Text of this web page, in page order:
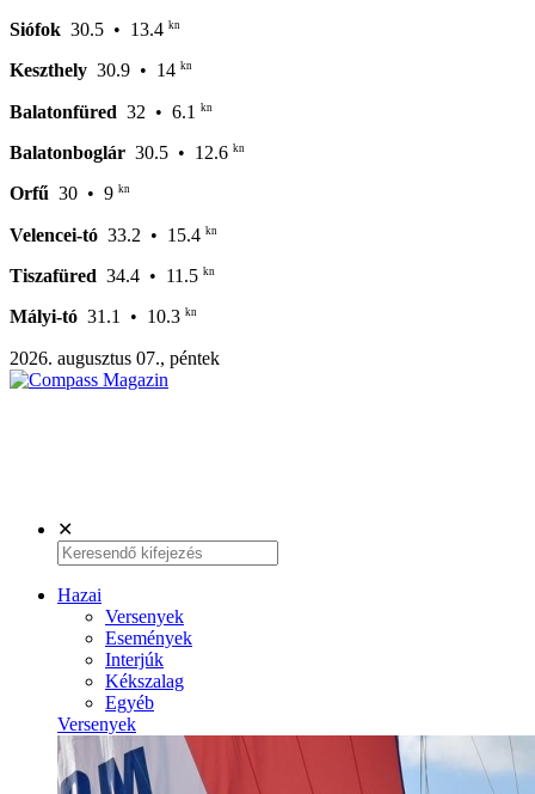
Siófok 30.5 • 13.4 kn
Keszthely 30.9 • 14 kn
Balatonfüred 32 • 6.1 kn
Balatonboglár 30.5 • 12.6 kn
Orfű 30 • 9 kn
Velencei-tó 33.2 • 15.4 kn
Tiszafüred 34.4 • 11.5 kn
Mályi-tó 31.1 • 10.3 kn
2026. augusztus 07., péntek
✕
Hazai
Versenyek
Események
Interjúk
Kékszalag
Egyéb
Versenyek